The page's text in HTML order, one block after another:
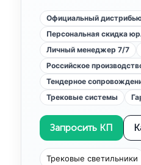
Официальный
Персональная скидка
Личный менеджер 7/7
Российское
Тендерное
Трековые системы
Запросить КП
Трековые светильники